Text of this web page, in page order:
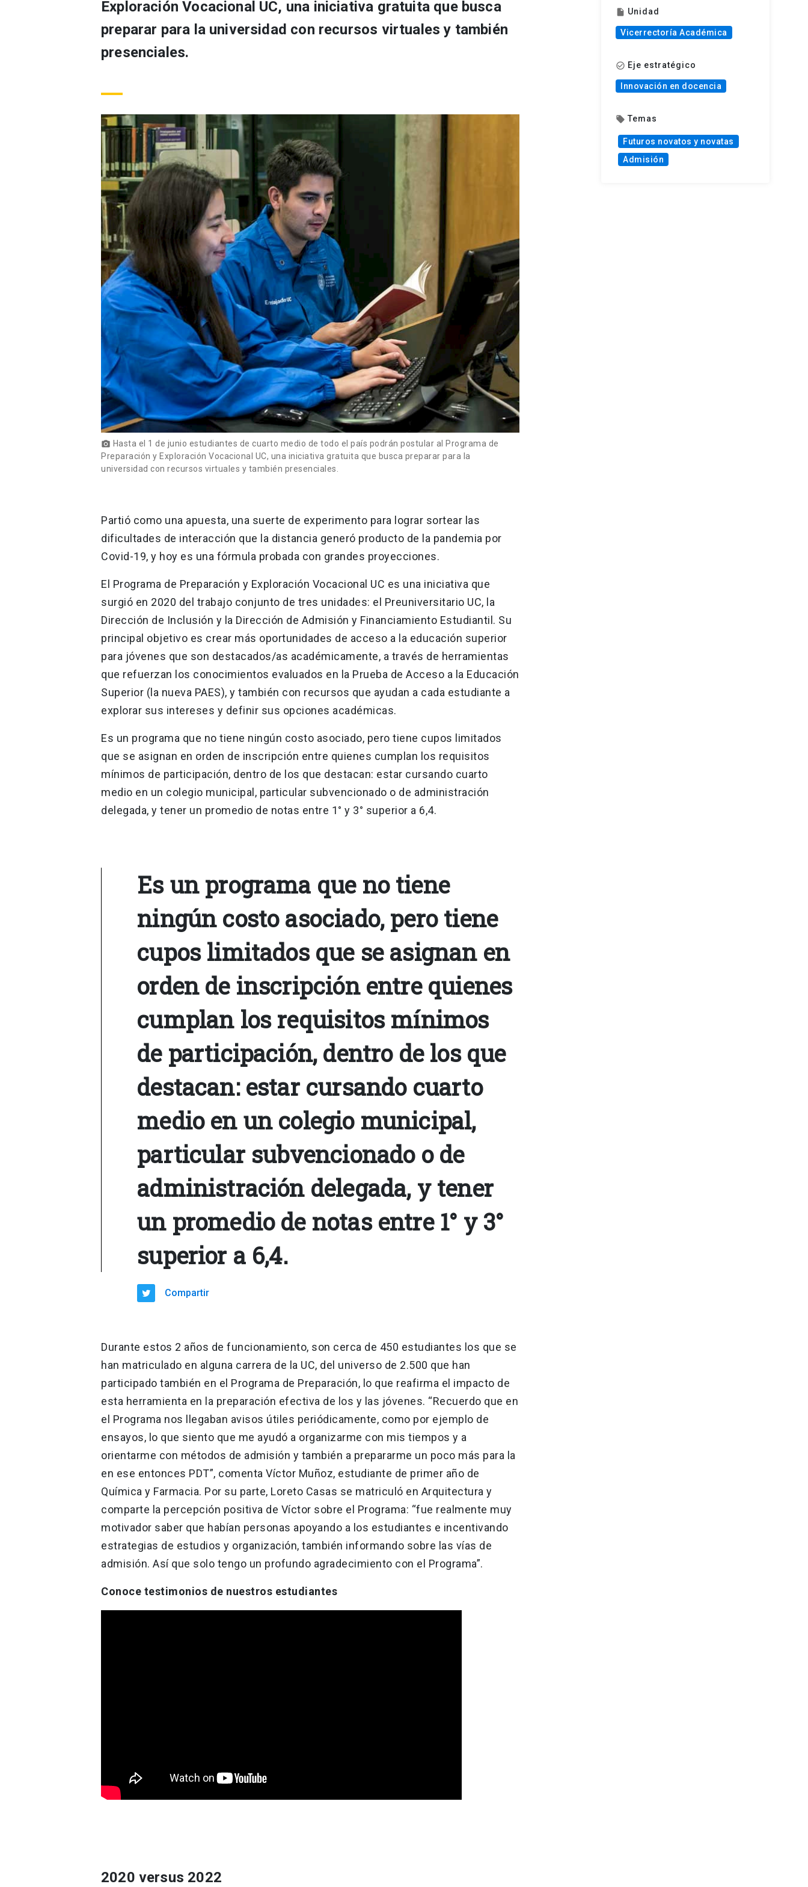
Exploración Vocacional UC, una iniciativa gratuita que busca
preparar para la universidad con recursos virtuales y también
presenciales.
photo_camera Hasta el 1 de junio estudiantes de cuarto medio de todo el país podrán postular al Programa de
Preparación y Exploración Vocacional UC, una iniciativa gratuita que busca preparar para la
universidad con recursos virtuales y también presenciales.
Partió como una apuesta, una suerte de experimento para lograr sortear las
dificultades de interacción que la distancia generó producto de la pandemia por
Covid-19, y hoy es una fórmula probada con grandes proyecciones.
El Programa de Preparación y Exploración Vocacional UC es una iniciativa que
surgió en 2020 del trabajo conjunto de tres unidades: el Preuniversitario UC, la
Dirección de Inclusión y la Dirección de Admisión y Financiamiento Estudiantil. Su
principal objetivo es crear más oportunidades de acceso a la educación superior
para jóvenes que son destacados/as académicamente, a través de herramientas
que refuerzan los conocimientos evaluados en la Prueba de Acceso a la Educación
Superior (la nueva PAES), y también con recursos que ayudan a cada estudiante a
explorar sus intereses y definir sus opciones académicas.
Es un programa que no tiene ningún costo asociado, pero tiene cupos limitados
que se asignan en orden de inscripción entre quienes cumplan los requisitos
mínimos de participación, dentro de los que destacan: estar cursando cuarto
medio en un colegio municipal, particular subvencionado o de administración
delegada, y tener un promedio de notas entre 1° y 3° superior a 6,4.
Es un programa que no tiene
ningún costo asociado, pero tiene
cupos limitados que se asignan en
orden de inscripción entre quienes
cumplan los requisitos mínimos
de participación, dentro de los que
destacan: estar cursando cuarto
medio en un colegio municipal,
particular subvencionado o de
administración delegada, y tener
un promedio de notas entre 1° y 3°
superior a 6,4.
Compartir
Durante estos 2 años de funcionamiento, son cerca de 450 estudiantes los que se
han matriculado en alguna carrera de la UC, del universo de 2.500 que han
participado también en el Programa de Preparación, lo que reafirma el impacto de
esta herramienta en la preparación efectiva de los y las jóvenes. “Recuerdo que en
el Programa nos llegaban avisos útiles periódicamente, como por ejemplo de
ensayos, lo que siento que me ayudó a organizarme con mis tiempos y a
orientarme con métodos de admisión y también a prepararme un poco más para la
en ese entonces PDT”, comenta Víctor Muñoz, estudiante de primer año de
Química y Farmacia. Por su parte, Loreto Casas se matriculó en Arquitectura y
comparte la percepción positiva de Víctor sobre el Programa: “fue realmente muy
motivador saber que habían personas apoyando a los estudiantes e incentivando
estrategias de estudios y organización, también informando sobre las vías de
admisión. Así que solo tengo un profundo agradecimiento con el Programa”.
Conoce testimonios de nuestros estudiantes
2020 versus 2022
insert_drive_file Unidad
Vicerrectoría Académica
check_circle_outline Eje estratégico
Innovación en docencia
local_offer Temas
Futuros novatos y novatas
Admisión